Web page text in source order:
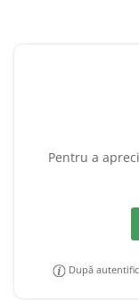
Pentru a
După